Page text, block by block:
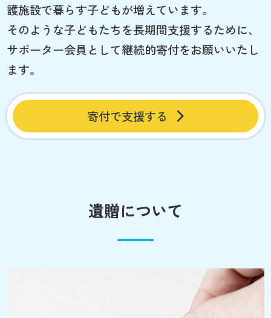
護施設で暮らす子どもが増えています。
そのような子どもたちを長期間支援するために、
サポーター会員として継続的寄付をお願いいたし
ます。
寄付で支援する
遺贈について